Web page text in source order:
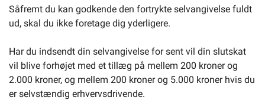
Såfremt du kan godkende den fortrykte selvangivelse fuldt
ud, skal du ikke foretage dig yderligere.
Har du indsendt din selvangivelse for sent vil din slutskat
vil blive forhøjet med et tillæg på mellem 200 kroner og
2.000 kroner, og mellem 200 kroner og 5.000 kroner hvis du
er selvstændig erhvervsdrivende.